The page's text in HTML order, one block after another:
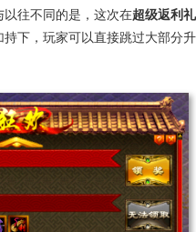
往不同的是，这次在超级返利礼
下，玩家可以直接跳过大部分升